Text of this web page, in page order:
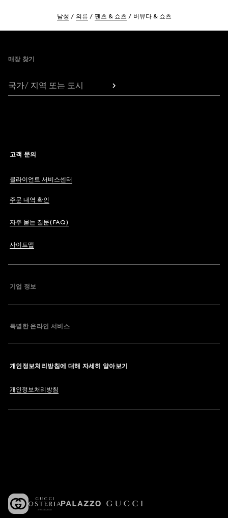
남성 의류 팬츠 & 쇼츠 버뮤다 & 쇼츠
매장 찾기
국가/ 지역 또는 도시
고객 문의
클라이언트 서비스센터
주문 내역 확인
자주 묻는 질문(FAQ)
사이트맵
기업 정보
특별한 온라인 서비스
개인정보처리방침에 대해 자세히 알아보기
개인정보처리방침